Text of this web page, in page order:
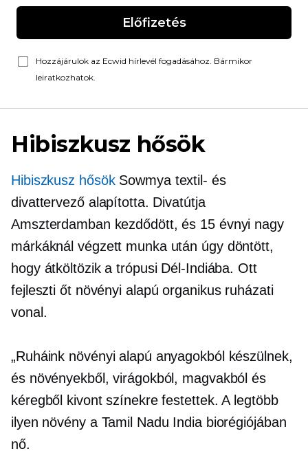
Előfizetés
Hozzájárulok az Ecwid hírlevél fogadásához. Bármikor
leiratkozhatok.
Hibiszkusz hősök
Hibiszkusz hősökSowmya textil- és
divattervező alapította. Divatútja
Amszterdamban kezdődött, és 15 évnyi nagy
márkáknál végzett munka után úgy döntött,
hogy átköltözik a trópusi Dél-Indiába. Ott
fejleszti őt növényi alapú organikus ruházati
vonal.
„Ruháink növényi alapú anyagokból készülnek,
és növényekből, virágokból, magvakból és
kéregből kivont színekre festettek. A legtöbb
ilyen növény a Tamil Nadu India biorégiójában
nő.